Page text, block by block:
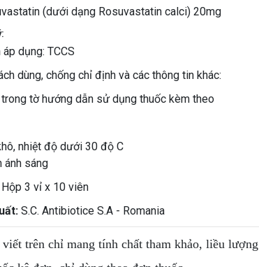
(dưới dạng Rosuvastatin calci) 20mg
dụng: TCCS
dùng, chống chỉ định và các thông tin khác:
tờ hướng dẫn sử dụng thuốc kèm theo
nhiệt độ dưới 30 độ C
ánh sáng
Hộp 3 vỉ x 10 viên
S.C. Antibiotice S.A - Romania
trên chỉ mang tính chất tham khảo, liều